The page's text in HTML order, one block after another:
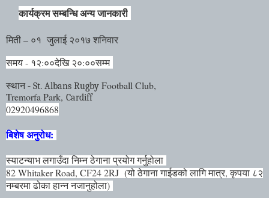
कार्यक्रम सम्बन्धि अन्य जानकारी
मिती – ०१ जुलाई २०१७ शनिवार
समय - १२:००देखि २०:००सम्म
स्थान - St. Albans Rugby Football Club,
Tremorfa Park, Cardiff
02920496868
बिशेष अनुरोध:
स्याटन्याभ लगाउँदा निम्न ठेगाना प्रयोग गर्नुहोला
82 Whitaker Road, CF24 2RJ (यो ठेगाना गाईडको लागि मात्र, कृपया ८२
नम्बरमा ढोका हान्न नजानुहोला)